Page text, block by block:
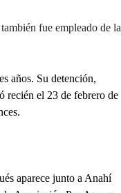
fue empleado de la
años. Su detención,
recién el 23 de febrero de
aparece junto a Anahí